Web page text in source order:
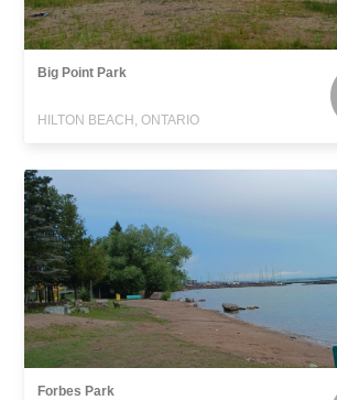
Big Point Park
HILTON BEACH, ONTARIO
Forbes Park